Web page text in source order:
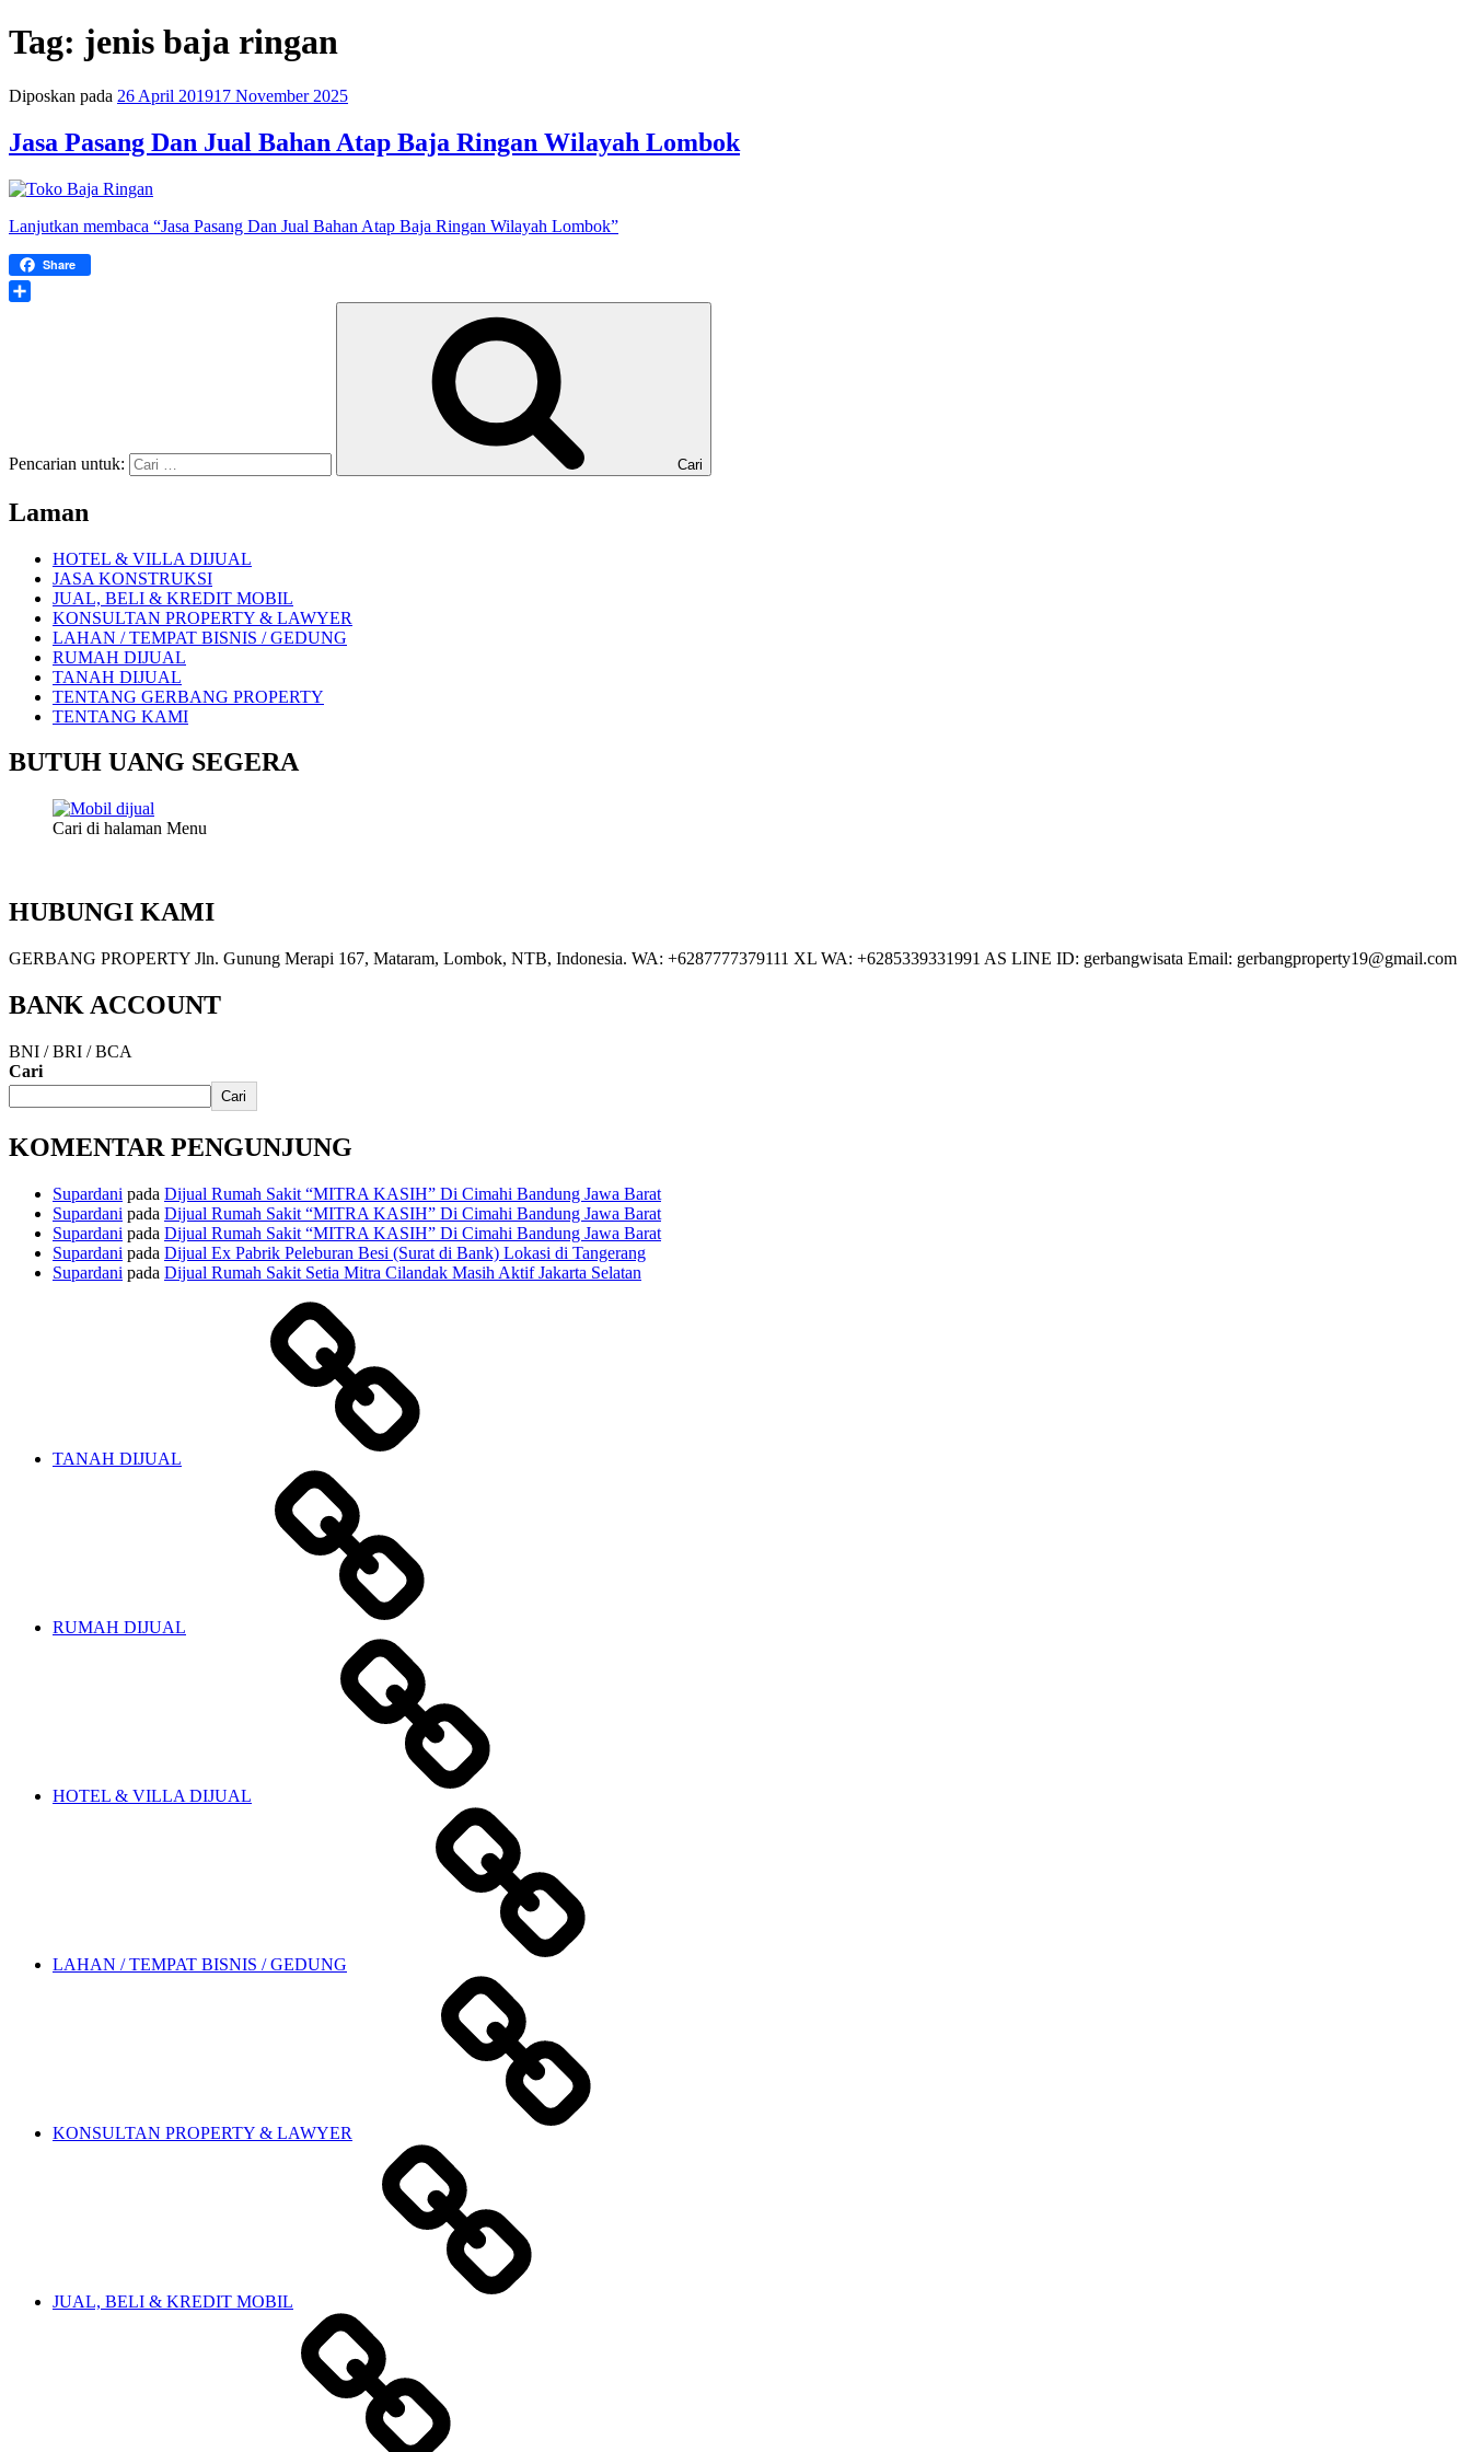
Tag: jenis baja ringan
Diposkan pada 26 April 201917 November 2025
Jasa Pasang Dan Jual Bahan Atap Baja Ringan Wilayah Lombok
Lanjutkan membaca “Jasa Pasang Dan Jual Bahan Atap Baja Ringan Wilayah Lombok”
Share
Pencarian untuk: Cari
Laman
HOTEL & VILLA DIJUAL
JASA KONSTRUKSI
JUAL, BELI & KREDIT MOBIL
KONSULTAN PROPERTY & LAWYER
LAHAN / TEMPAT BISNIS / GEDUNG
RUMAH DIJUAL
TANAH DIJUAL
TENTANG GERBANG PROPERTY
TENTANG KAMI
BUTUH UANG SEGERA
Cari di halaman Menu
HUBUNGI KAMI
GERBANG PROPERTY Jln. Gunung Merapi 167, Mataram, Lombok, NTB, Indonesia. WA: +6287777379111 XL WA: +6285339331991 AS LINE ID: gerbangwisata Email: gerbangproperty19@gmail.com
BANK ACCOUNT
BNI / BRI / BCA
Cari
Cari
KOMENTAR PENGUNJUNG
Supardani pada Dijual Rumah Sakit “MITRA KASIH” Di Cimahi Bandung Jawa Barat
Supardani pada Dijual Rumah Sakit “MITRA KASIH” Di Cimahi Bandung Jawa Barat
Supardani pada Dijual Rumah Sakit “MITRA KASIH” Di Cimahi Bandung Jawa Barat
Supardani pada Dijual Ex Pabrik Peleburan Besi (Surat di Bank) Lokasi di Tangerang
Supardani pada Dijual Rumah Sakit Setia Mitra Cilandak Masih Aktif Jakarta Selatan
TANAH DIJUAL
RUMAH DIJUAL
HOTEL & VILLA DIJUAL
LAHAN / TEMPAT BISNIS / GEDUNG
KONSULTAN PROPERTY & LAWYER
JUAL, BELI & KREDIT MOBIL